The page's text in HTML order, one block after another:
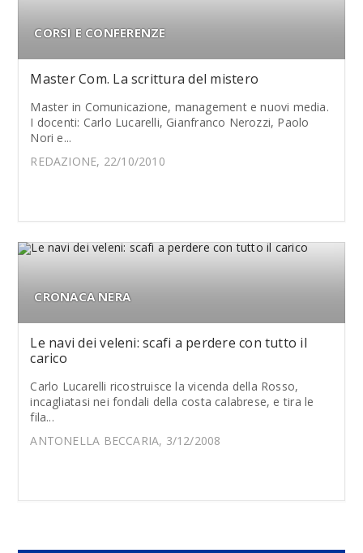
CORSI E CONFERENZE
Master Com. La scrittura del mistero
Master in Comunicazione, management e nuovi media.
I docenti: Carlo Lucarelli, Gianfranco Nerozzi, Paolo
Nori e...
REDAZIONE, 22/10/2010
CRONACA NERA
Le navi dei veleni: scafi a perdere con tutto il
carico
Carlo Lucarelli ricostruisce la vicenda della Rosso,
incagliatasi nei fondali della costa calabrese, e tira le
fila...
ANTONELLA BECCARIA, 3/12/2008